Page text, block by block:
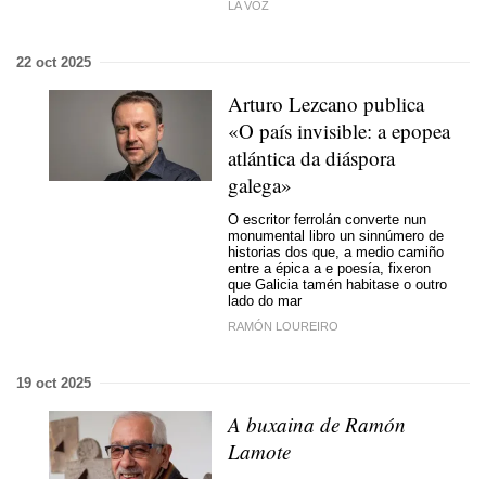
LA VOZ
22 oct 2025
Arturo Lezcano publica
«O país invisible: a epopea
atlántica da diáspora
galega»
O escritor ferrolán converte nun
monumental libro un sinnúmero de
historias dos que, a medio camiño
entre a épica a e poesía, fixeron
que Galicia tamén habitase o outro
lado do mar
RAMÓN LOUREIRO
19 oct 2025
A buxaina de Ramón
Lamote